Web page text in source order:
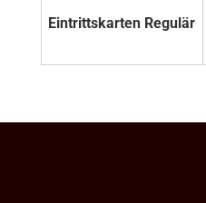
Eintrittskarten Regulär